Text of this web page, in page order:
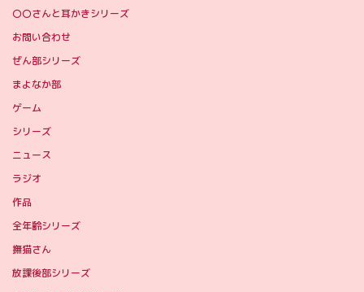
〇〇さんと耳かきシリーズ
お問い合わせ
ぜん部シリーズ
まよなか部
ゲーム
シリーズ
ニュース
ラジオ
作品
全年齢シリーズ
撫猫さん
放課後部シリーズ